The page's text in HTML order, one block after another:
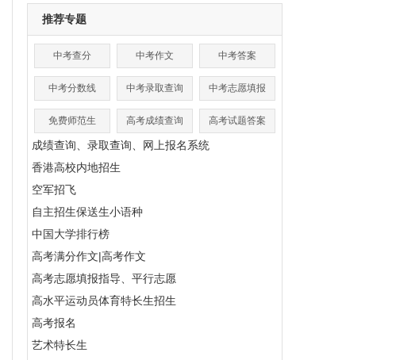
推荐专题
中考查分 中考作文 中考答案
中考分数线 中考录取查询 中考志愿填报
免费师范生 高考成绩查询 高考试题答案
成绩查询、录取查询、网上报名系统
香港高校内地招生
空军招飞
自主招生保送生小语种
中国大学排行榜
高考满分作文|高考作文
高考志愿填报指导、平行志愿
高水平运动员体育特长生招生
高考报名
艺术特长生